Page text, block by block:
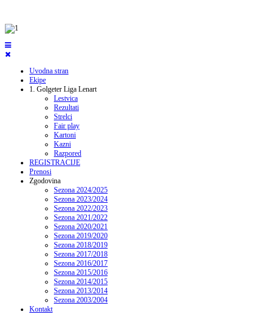
Uvodna stran
Ekipe
1. Golgeter Liga Lenart
Lestvica
Rezultati
Strelci
Fair play
Kartoni
Kazni
Razpored
REGISTRACIJE
Prenosi
Zgodovina
Sezona 2024/2025
Sezona 2023/2024
Sezona 2022/2023
Sezona 2021/2022
Sezona 2020/2021
Sezona 2019/2020
Sezona 2018/2019
Sezona 2017/2018
Sezona 2016/2017
Sezona 2015/2016
Sezona 2014/2015
Sezona 2013/2014
Sezona 2003/2004
Kontakt